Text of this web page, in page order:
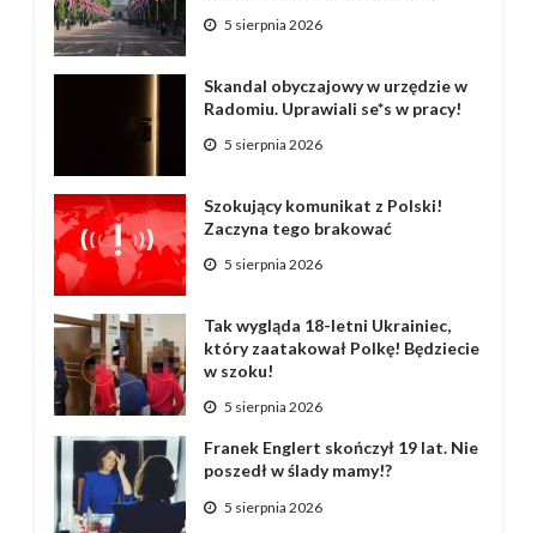
5 sierpnia 2026
Skandal obyczajowy w urzędzie w
Radomiu. Uprawiali se*s w pracy!
5 sierpnia 2026
Szokujący komunikat z Polski!
Zaczyna tego brakować
5 sierpnia 2026
Tak wygląda 18-letni Ukrainiec,
który zaatakował Polkę! Będziecie
w szoku!
5 sierpnia 2026
Franek Englert skończył 19 lat. Nie
poszedł w ślady mamy!?
5 sierpnia 2026